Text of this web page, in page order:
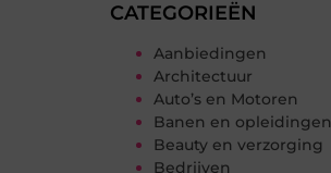
CATEGORIEËN
Aanbiedingen
Architectuur
Auto’s en Motoren
Banen en opleidingen
Beauty en verzorging
Bedrijven